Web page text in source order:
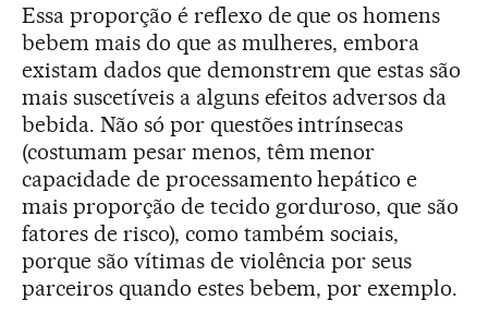
Essa proporção é reflexo de que os homens
bebem mais do que as mulheres, embora
existam dados que demonstrem que estas são
mais suscetíveis a alguns efeitos adversos da
bebida. Não só por questões intrínsecas
(costumam pesar menos, têm menor
capacidade de processamento hepático e
mais proporção de tecido gorduroso, que são
fatores de risco), como também sociais,
porque são vítimas de violência por seus
parceiros quando estes bebem, por exemplo.